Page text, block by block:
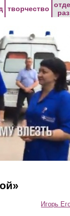
творчество
Игорь